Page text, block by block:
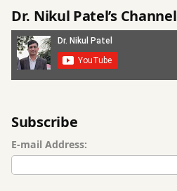
રોગપ્રતિકારક
શક્તિમાં
સુધારો
સુવર્ણપ્રાશન
Dr. Nikul Patel’s Channel
Subscribe
E-mail Address: